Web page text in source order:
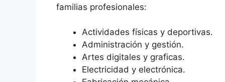
familias profesionales:
Actividades físicas y deportivas.
Administración y gestión.
Artes digitales y graficas.
Electricidad y electrónica.